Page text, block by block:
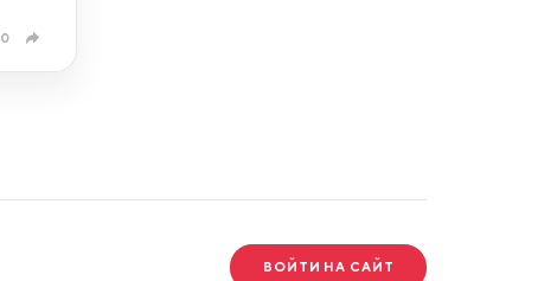
0
ВОЙТИ НА САЙТ